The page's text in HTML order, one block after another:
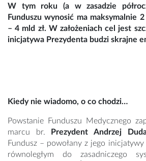
W tym roku (a w zasadzie
Funduszu wynosić ma maksymalnie
– 4 mld zł. W założeniach cel jest
inicjatywa Prezydenta budzi skrajne
Kiedy nie wiadomo, o co chodzi…
Powstanie Funduszu Medycznego
marcu br.
Prezydent Andrzej
Fundusz – powołany z jego
równoległym do zasadniczego